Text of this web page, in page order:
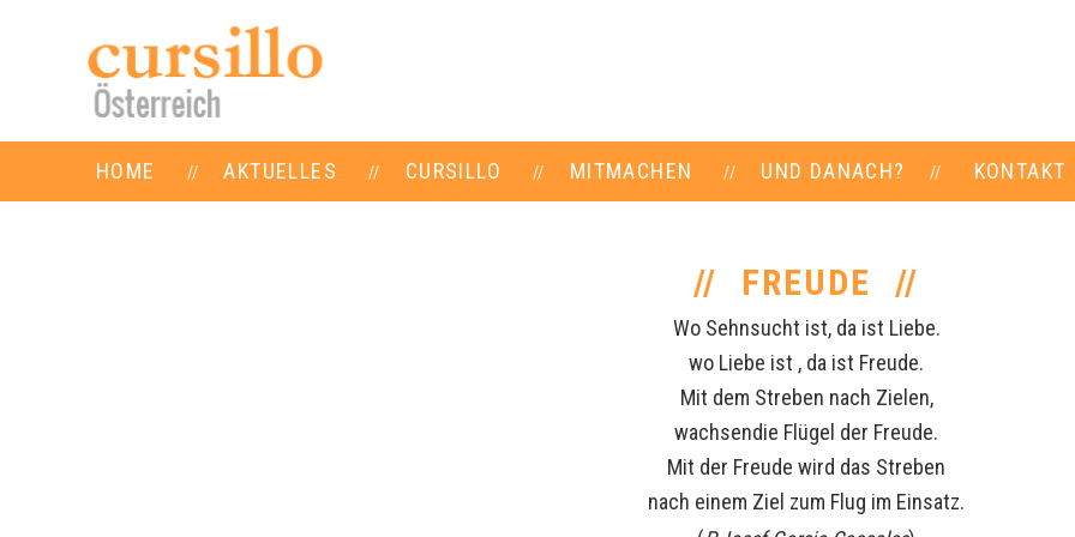
HOME AKTUELLES CURSILLO MITMACHEN UND DANACH? KONTAKT
FREUDE
Wo Sehnsucht ist, da ist Liebe.
wo Liebe ist , da ist Freude.
Mit dem Streben nach Zielen,
wachsendie Flügel der Freude.
Mit der Freude wird das Streben
nach einem Ziel zum Flug im Einsatz.